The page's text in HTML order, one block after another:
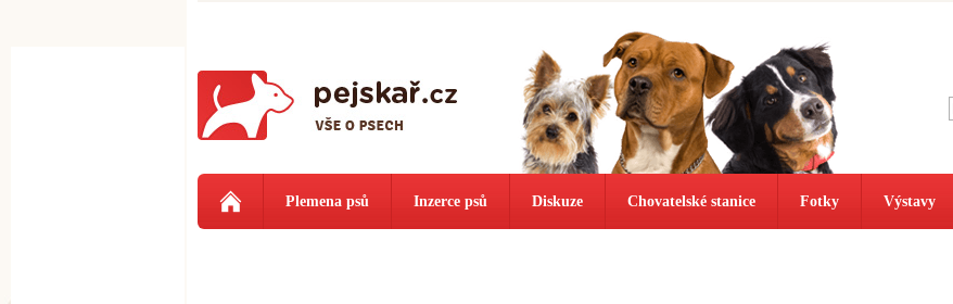
Plemena psů Inzerce psů Diskuze Chovatelské stanice Fotky Výstavy